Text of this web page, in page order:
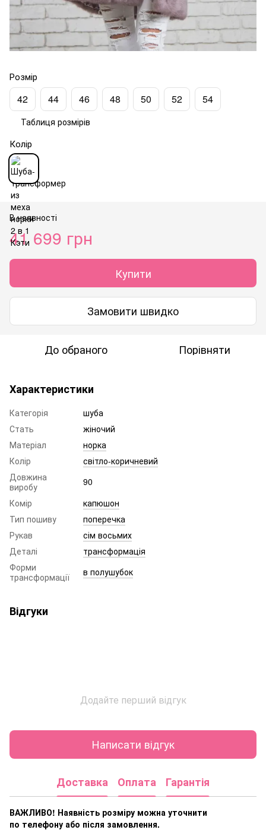
Розмір
42 44 46 48 50 52 54
Таблиця розмірів
Колір
В наявності
41 699 грн
Купити
Замовити швидко
До обраного Порівняти
Характеристики
Категорія
шуба
Стать
жіночий
Матеріал
норка
Колір
світло-коричневий
Довжина
виробу
90
Комір
капюшон
Тип пошиву
поперечка
Рукав
сім восьмих
Деталі
трансформація
Форми
трансформації
в полушубок
Відгуки
Додайте перший відгук
Написати відгук
Доставка Оплата Гарантія
ВАЖЛИВО! Наявність розміру можна уточнити
по телефону або після замовлення.